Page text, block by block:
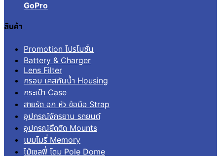
GoPro
สินค้า
Promotion โปรโมชั่น
Battery & Charger
Lens Filter
กรอบ เคสกันน้ำ Housing
กระเป๋า Case
สายรัด อก หัว ข้อมือ Strap
อุปกรณ์จักรยาน รถยนต์
อุปกรณ์ยึดติด Mounts
เมมโมรี่ Memory
ไม้เซลฟี่ โดม Pole Dome